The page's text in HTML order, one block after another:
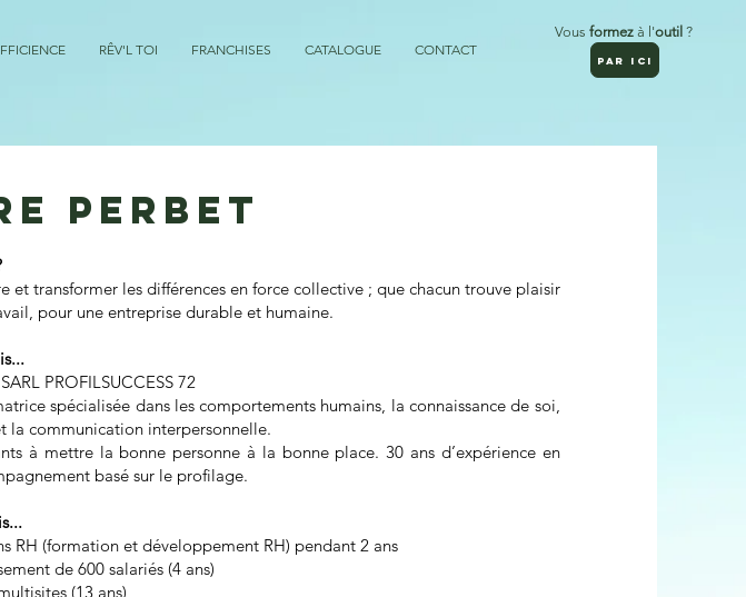
RÊV'L TOI FRANCHISES CATALOGUE CONTACT
Vous formez à l'outil ?
PAR ICI
PERBET
et transformer les différences en force collective ; que chacun trouve plaisir
pour une entreprise durable et humaine.
PROFILSUCCESS 72
spécialisée dans les comportements humains, la connaissance de soi,
la communication interpersonnelle.
à mettre la bonne personne à la bonne place. 30 ans d’expérience en
basé sur le profilage.
RH (formation et développement RH) pendant 2 ans
de 600 salariés (4 ans)
(13 ans)